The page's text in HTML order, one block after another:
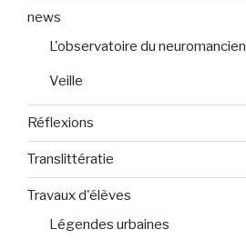
news
L'observatoire du neuromancien
Veille
Réflexions
Translittératie
Travaux d'élèves
Légendes urbaines